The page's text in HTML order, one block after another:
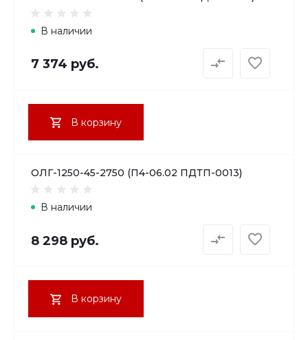
В наличии
7 374 руб.
В корзину
ОЛГ-1250-45-2750 (П4-06.02 ПДТП-0013)
В наличии
8 298 руб.
В корзину